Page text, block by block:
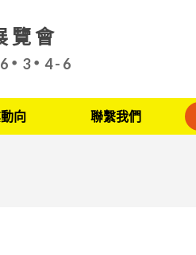
覽會
3 4 - 6
向 聯繫我們